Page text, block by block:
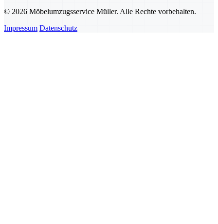
© 2026 Möbelumzugsservice Müller. Alle Rechte vorbehalten.
Impressum Datenschutz